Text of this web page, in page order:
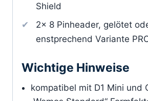
Shield
2x 8 Pinheader, gelötet
enstprechend Variante
Wichtige Hinweise
kompatibel mit D1 Mini und